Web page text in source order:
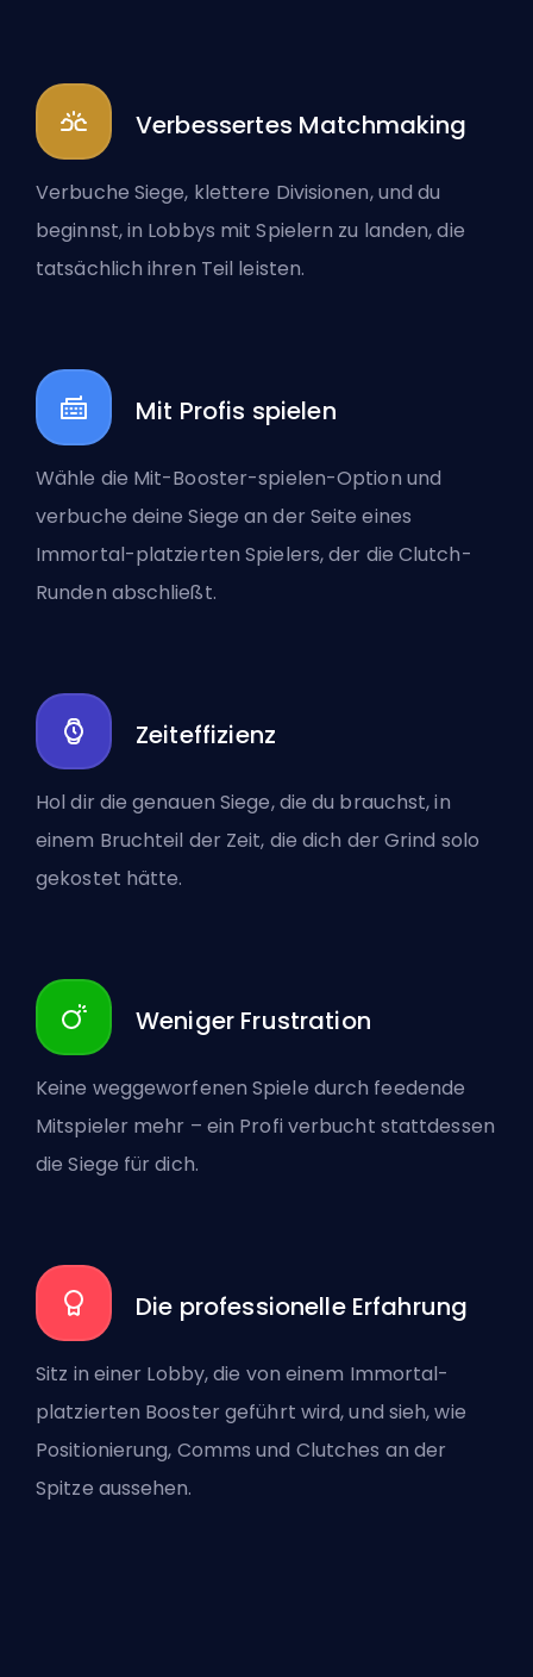
Verbessertes Matchmaking
Verbuche Siege, klettere Divisionen, und du
beginnst, in Lobbys mit Spielern zu landen, die
tatsächlich ihren Teil leisten.
Mit Profis spielen
Wähle die Mit-Booster-spielen-Option und
verbuche deine Siege an der Seite eines
Immortal-platzierten Spielers, der die Clutch-
Runden abschließt.
Zeiteffizienz
Hol dir die genauen Siege, die du brauchst, in
einem Bruchteil der Zeit, die dich der Grind solo
gekostet hätte.
Weniger Frustration
Keine weggeworfenen Spiele durch feedende
Mitspieler mehr – ein Profi verbucht stattdessen
die Siege für dich.
Die professionelle Erfahrung
Sitz in einer Lobby, die von einem Immortal-
platzierten Booster geführt wird, und sieh, wie
Positionierung, Comms und Clutches an der
Spitze aussehen.